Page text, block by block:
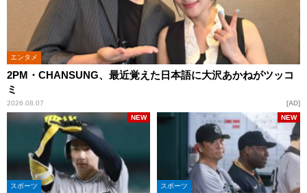
エンタメ
2PM・CHANSUNG、最近覚えた日本語に大沢あかねがツッコ
ミ
2026.08.07 AD
スポーツ
NEW
スポーツ
NEW